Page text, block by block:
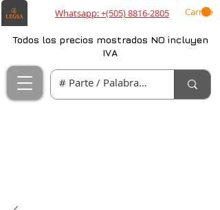
Whatsapp: +(505) 8816-2805 Carrito
Todos los precios mostrados NO incluyen
IVA